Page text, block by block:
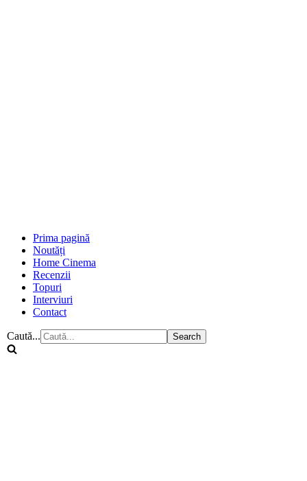
Prima pagină
Noutăți
Home Cinema
Recenzii
Topuri
Interviuri
Contact
Caută...